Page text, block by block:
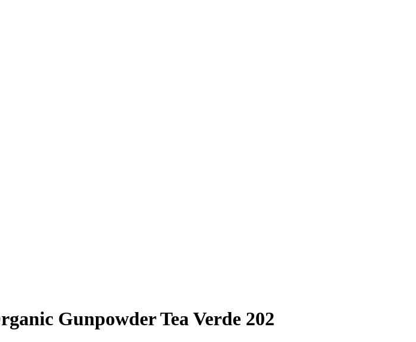
Gunpowder Tea Verde 202